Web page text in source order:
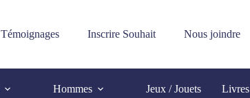
Témoignages Inscrire Souhait Nous joindre
Hommes Jeux / Jouets Livres